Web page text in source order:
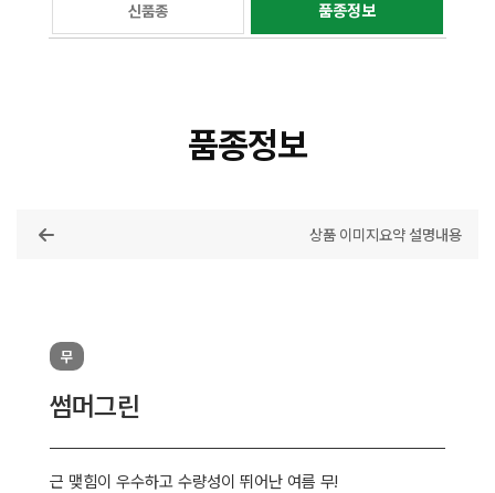
신품종 품종정보
품종정보
무
썸머그린
근 맺힘이 우수하고 수량성이 뛰어난 여름 무!
상품 이미지요약 설명내용
목록